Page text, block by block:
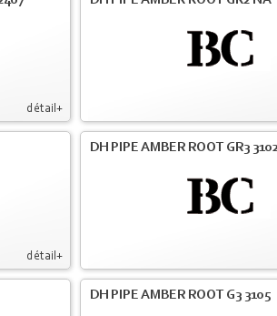
détail+
détail+
DH PIPE AMBER ROOT GR3
DH PIPE AMBER ROOT G3 3105